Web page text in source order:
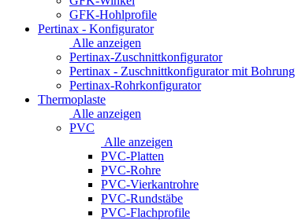
GFK-Hohlprofile
Pertinax - Konfigurator
Alle anzeigen
Pertinax-Zuschnittkonfigurator
Pertinax - Zuschnittkonfigurator mit Bohrung
Pertinax-Rohrkonfigurator
Thermoplaste
Alle anzeigen
PVC
Alle anzeigen
PVC-Platten
PVC-Rohre
PVC-Vierkantrohre
PVC-Rundstäbe
PVC-Flachprofile